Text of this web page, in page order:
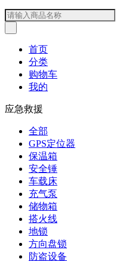
首页
分类
购物车
我的
应急救援
全部
GPS定位器
保温箱
安全锤
车载床
充气泵
储物箱
搭火线
地锁
方向盘锁
防盗设备